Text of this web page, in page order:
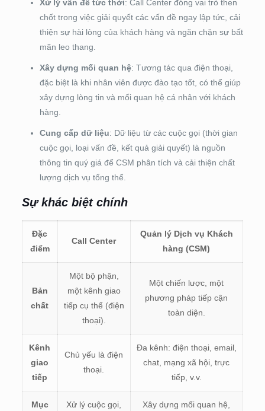
Xử lý vấn đề tức thời: Call Center đóng vai trò then
chốt trong việc giải quyết các vấn đề ngay lập tức, cải
thiện sự hài lòng của khách hàng và ngăn chặn sự bất
mãn leo thang.
Xây dựng mối quan hệ: Tương tác qua điện thoại,
đặc biệt là khi nhân viên được đào tạo tốt, có thể giúp
xây dựng lòng tin và mối quan hệ cá nhân với khách
hàng.
Cung cấp dữ liệu: Dữ liệu từ các cuộc gọi (thời gian
cuộc gọi, loại vấn đề, kết quả giải quyết) là nguồn
thông tin quý giá để CSM phân tích và cải thiện chất
lượng dịch vụ tổng thể.
Sự khác biệt chính
Đặc
điểm
Call Center
Quản lý Dịch vụ Khách
hàng (CSM)
Bản
chất
Một bộ phận,
một kênh giao
tiếp cụ thể (điện
thoại).
Một chiến lược, một
phương pháp tiếp cận
toàn diện.
Kênh
giao
tiếp
Chủ yếu là điện
thoại.
Đa kênh: điện thoại, email,
chat, mạng xã hội, trực
tiếp, v.v.
Mục
Xử lý cuộc gọi,
Xây dựng mối quan hệ,